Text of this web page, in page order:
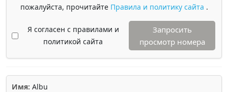
пожалуйста, прочитайте Правила и политику сайта .
Я согласен с правилами и
политикой сайта
Запросить
просмотр номера
Имя: Albu